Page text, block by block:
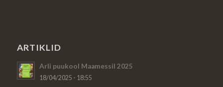
ARTIKLID
Arli puukool Maamessil 2025
18/04/2025 - 18:55